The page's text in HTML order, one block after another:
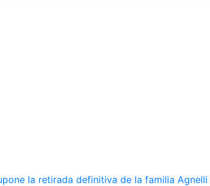
la retirada definitiva de la familia